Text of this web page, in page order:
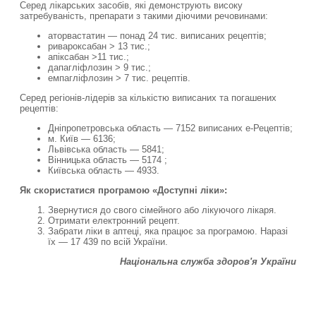
Серед лікарських засобів, які демонструють високу
затребуваність, препарати з такими діючими речовинами:
аторвастатин — понад 24 тис. виписаних рецептів;
ривароксабан > 13 тис.;
апіксабан >11 тис.;
дапагліфлозин > 9 тис.;
емпагліфлозин > 7 тис. рецептів.
Серед регіонів-лідерів за кількістю виписаних та погашених
рецептів:
Дніпропетровська область — 7152 виписаних е-Рецептів;
м. Київ — 6136;
Львівська область — 5841;
Вінницька область — 5174 ;
Київська область — 4933.
Як скористатися програмою «Доступні ліки»:
Звернутися до свого сімейного або лікуючого лікаря.
Отримати електронний рецепт.
Забрати ліки в аптеці, яка працює за програмою. Наразі
їх — 17 439 по всій України.
Національна служба здоров'я України